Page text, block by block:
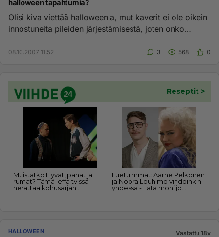
halloween tapahtumia?
Olisi kiva viettää halloweenia, mut kaverit ei ole oikein
innostuneita pileiden järjestämisestä, joten onko
08.10.2007 11:52 3 568 0
HALLOWEEN Vastattu 18v